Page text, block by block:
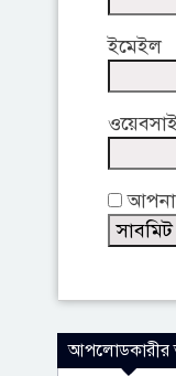
ইমেইল
আপলোডকারীর